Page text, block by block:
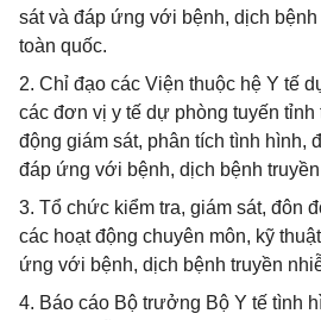
sát và đáp ứng với bệnh, dịch bệnh
toàn quốc.
2. Chỉ đạo các Viện thuộc hệ Y tế
các đơn vị y tế dự phòng tuyến
động giám sát, phân tích tình hình,
đáp ứng với bệnh, dịch bệnh
3. Tổ chức kiểm tra, giám sát, đôn
các hoạt động chuyên môn, kỹ
ứng với bệnh, dịch bệnh truyền
4. Báo cáo Bộ trưởng Bộ Y tế tình